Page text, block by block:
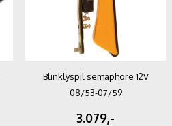
Blinklyspil semaphore 12V
08/53-07/59
3.079,-